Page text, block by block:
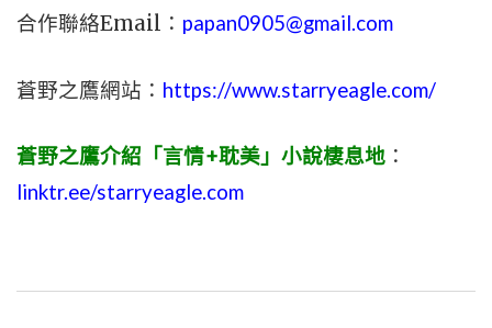
合作聯絡Email： papan0905@gmail.com
蒼野之鷹網站： https://www.starryeagle.com/
蒼野之鷹介紹「言情+耽美」小說棲息地 ：
linktr.ee/starryeagle.com